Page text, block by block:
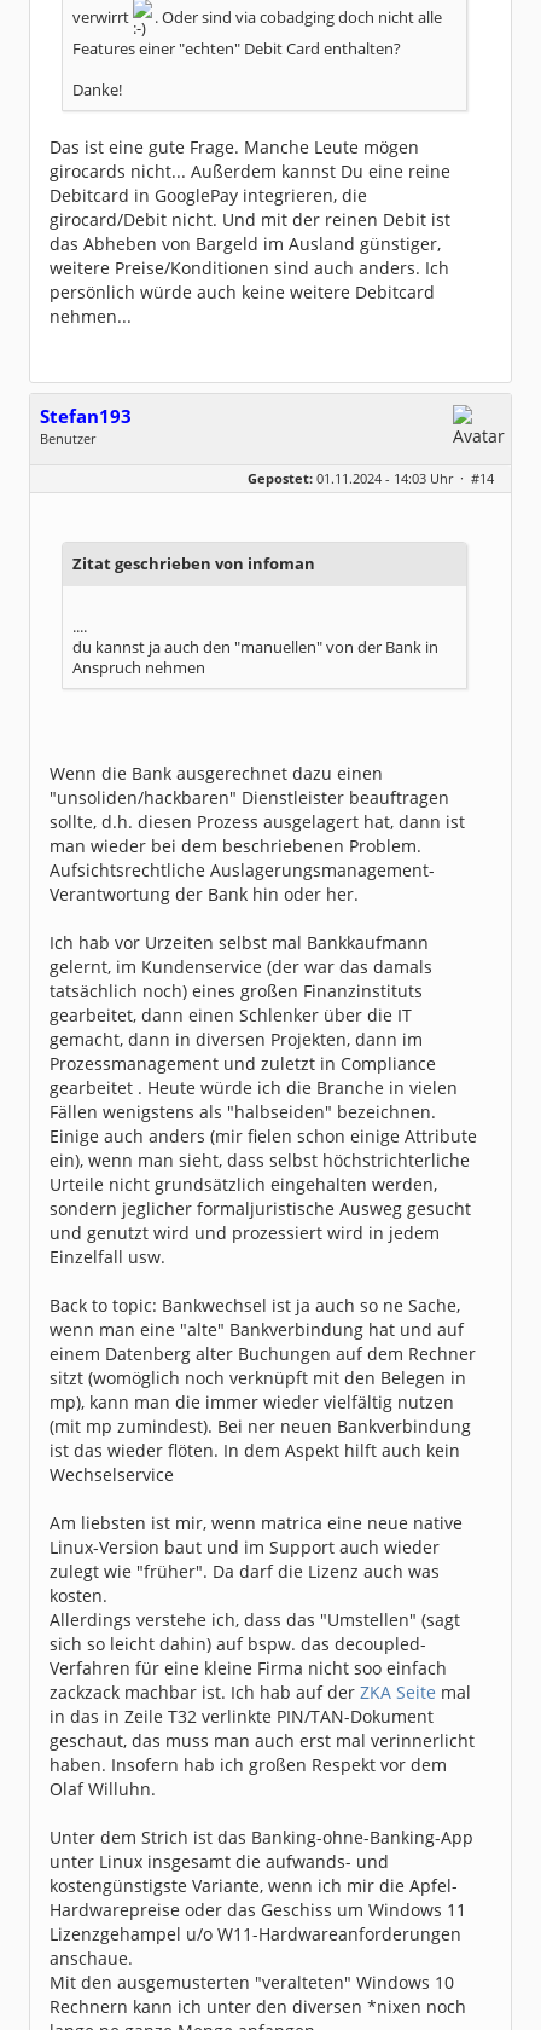
verwirrt
. Oder sind via cobadging doch nicht alle
Features einer "echten" Debit Card enthalten?
Danke!
Das ist eine gute Frage. Manche Leute mögen
girocards nicht... Außerdem kannst Du eine reine
Debitcard in GooglePay integrieren, die
girocard/Debit nicht. Und mit der reinen Debit ist
das Abheben von Bargeld im Ausland günstiger,
weitere Preise/Konditionen sind auch anders. Ich
persönlich würde auch keine weitere Debitcard
nehmen...
Stefan193
Benutzer
Dabei seit:
09 / 2017
Gepostet: 01.11.2024 - 14:03 Uhr · #14
Zitat geschrieben von infoman
....
du kannst ja auch den "manuellen" von der Bank in
Anspruch nehmen
Wenn die Bank ausgerechnet dazu einen
"unsoliden/hackbaren" Dienstleister beauftragen
sollte, d.h. diesen Prozess ausgelagert hat, dann ist
man wieder bei dem beschriebenen Problem.
Aufsichtsrechtliche Auslagerungsmanagement-
Verantwortung der Bank hin oder her.
Ich hab vor Urzeiten selbst mal Bankkaufmann
gelernt, im Kundenservice (der war das damals
tatsächlich noch) eines großen Finanzinstituts
gearbeitet, dann einen Schlenker über die IT
gemacht, dann in diversen Projekten, dann im
Prozessmanagement und zuletzt in Compliance
gearbeitet . Heute würde ich die Branche in vielen
Fällen wenigstens als "halbseiden" bezeichnen.
Einige auch anders (mir fielen schon einige Attribute
ein), wenn man sieht, dass selbst höchstrichterliche
Urteile nicht grundsätzlich eingehalten werden,
sondern jeglicher formaljuristische Ausweg gesucht
und genutzt wird und prozessiert wird in jedem
Einzelfall usw.
Back to topic: Bankwechsel ist ja auch so ne Sache,
wenn man eine "alte" Bankverbindung hat und auf
einem Datenberg alter Buchungen auf dem Rechner
sitzt (womöglich noch verknüpft mit den Belegen in
mp), kann man die immer wieder vielfältig nutzen
(mit mp zumindest). Bei ner neuen Bankverbindung
ist das wieder flöten. In dem Aspekt hilft auch kein
Wechselservice
Am liebsten ist mir, wenn matrica eine neue native
Linux-Version baut und im Support auch wieder
zulegt wie "früher". Da darf die Lizenz auch was
kosten.
Allerdings verstehe ich, dass das "Umstellen" (sagt
sich so leicht dahin) auf bspw. das decoupled-
Verfahren für eine kleine Firma nicht soo einfach
zackzack machbar ist. Ich hab auf der ZKA Seite mal
in das in Zeile T32 verlinkte PIN/TAN-Dokument
geschaut, das muss man auch erst mal verinnerlicht
haben. Insofern hab ich großen Respekt vor dem
Olaf Willuhn.
Unter dem Strich ist das Banking-ohne-Banking-App
unter Linux insgesamt die aufwands- und
kostengünstigste Variante, wenn ich mir die Apfel-
Hardwarepreise oder das Geschiss um Windows 11
Lizenzgehampel u/o W11-Hardwareanforderungen
anschaue.
Mit den ausgemusterten "veralteten" Windows 10
Rechnern kann ich unter den diversen *nixen noch